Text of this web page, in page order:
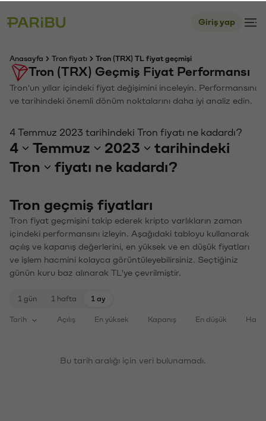
Giriş yap
Anasayfa Tron fiyatı Tron (TRX) TL fiyat geçmişi
Tron (TRX) Geçmiş Fiyat Performansı
Tron'un yıllar içindeki fiyat değişimini inceleyin. Performansını
ve tarihindeki önemli dönüm noktalarını daha iyi analiz edin.
4 Temmuz 2023 tarihindeki Tron fiyatı ne kadardı?
4 Temmuz 2023
tarihindeki
Tron
fiyatı ne kadardı?
Tron geçmiş fiyatları
Tron fiyat geçmişini takip ederek kripto varlıkların zaman
içindeki performansını izleyin. Aşağıdaki tabloyu kullanarak
açılış ve kapanış değerlerini, en yüksek ve en düşük fiyatları
ve işlem hacmini kolayca görüntüleyebilirsiniz. Seçtiğiniz
günün kuru baz alınarak TL'ye çevrilmiştir.
1 gün 1 hafta 1 ay
Tarih Açılış En yüksek Kapanış En düşük
Bu tarih aralığı için veri bulunamadı.